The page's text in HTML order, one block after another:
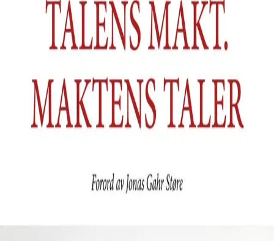
Talens makt, maktens taler
Bokmål, 2013
Legg i handlekurv
Ved kjøp av digitale produkter gjelder ikke angrerett.
Les mer